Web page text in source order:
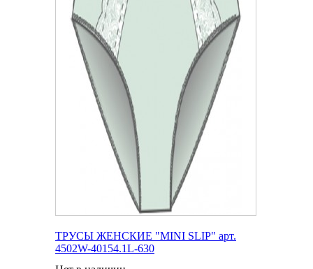
ТРУСЫ ЖЕНСКИЕ "MINI SLIP" арт.
4502W-40154.1L-630